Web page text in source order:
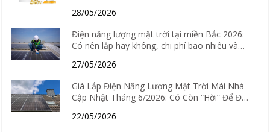
28/05/2026
Điện năng lượng mặt trời tại miền Bắc 2026:
Có nên lắp hay không, chi phí bao nhiêu và
27/05/2026
Giá Lắp Điện Năng Lượng Mặt Trời Mái Nhà
Cập Nhật Tháng 6/2026: Có Còn “Hời” Để Đầu
22/05/2026